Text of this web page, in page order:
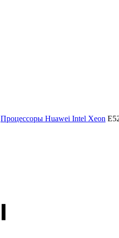
Процессоры Huawei Intel Xeon